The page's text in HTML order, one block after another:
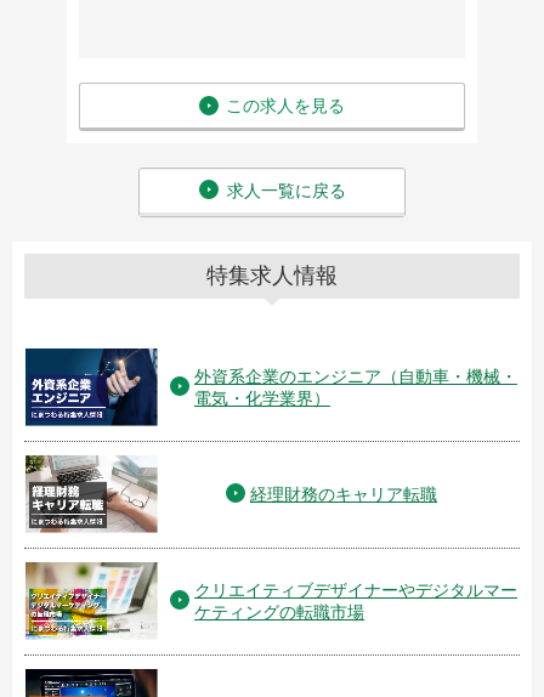
この求人を見る
求人一覧に戻る
特集求人情報
外資系企業のエンジニア（自動車・機械・
電気・化学業界）
経理財務のキャリア転職
クリエイティブデザイナーやデジタルマー
ケティングの転職市場